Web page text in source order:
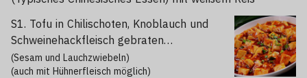
S1. Tofu in Chilischoten, Knoblauch und
Schweinehackfleisch gebraten
（1,2,3,4,a,f）
(Sesam und Lauchzwiebeln)
(auch mit Hühnerfleisch möglich)